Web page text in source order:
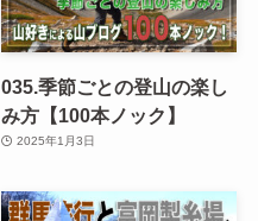
035.季節ごとの登山の楽し
み方【100本ノック】
2025年1月3日